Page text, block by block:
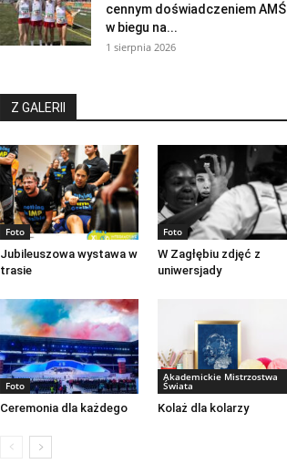
cennym doświadczeniem AMŚ
w biegu na...
1 sierpnia 2026
Z GALERII
Foto
Jubileuszowa wystawa w
trasie
Foto
W Zagłębiu zdjęć z
uniwersjady
Foto
Ceremonia dla każdego
Akademickie Mistrzostwa
Świata
Kolaż dla kolarzy